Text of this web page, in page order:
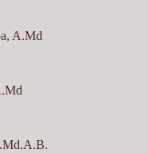
A.Md